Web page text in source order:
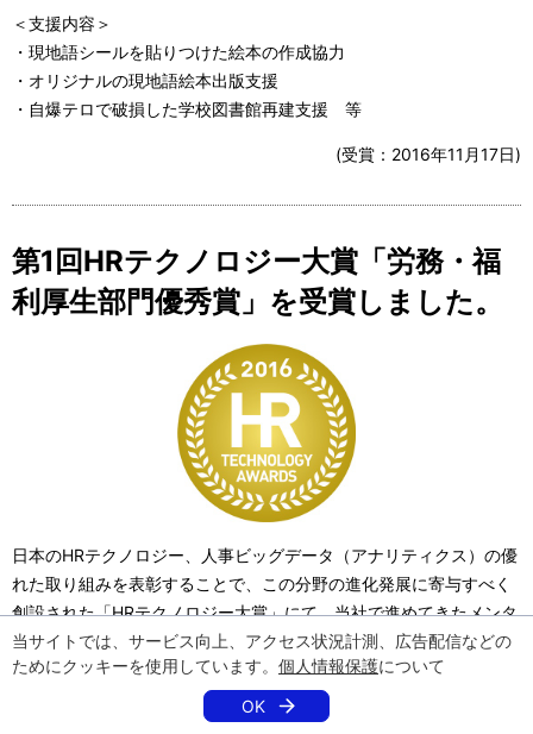
当サイトでは、サービス向上、アクセス状況計測、広告配信などの
ためにクッキーを使用しています。 個人情報保護について
OK
＜支援内容＞
・現地語シールを貼りつけた絵本の作成協力
・オリジナルの現地語絵本出版支援
・自爆テロで破損した学校図書館再建支援 等
(受賞：2016年11月17日)
第1回HRテクノロジー大賞「労務・福
利厚生部門優秀賞」を受賞しました。
日本のHRテクノロジー、人事ビッグデータ（アナリティクス）の優
れた取り組みを表彰することで、この分野の進化発展に寄与すべく
創設された「HRテクノロジー大賞」にて、当社で進めてきたメンタ
ルヘルスケア関連の研究が「労務・福利厚生部門優秀賞」を受賞し
ました。
NEC独自のビッグデータ分析技術である異種混合学習を用いて勤怠